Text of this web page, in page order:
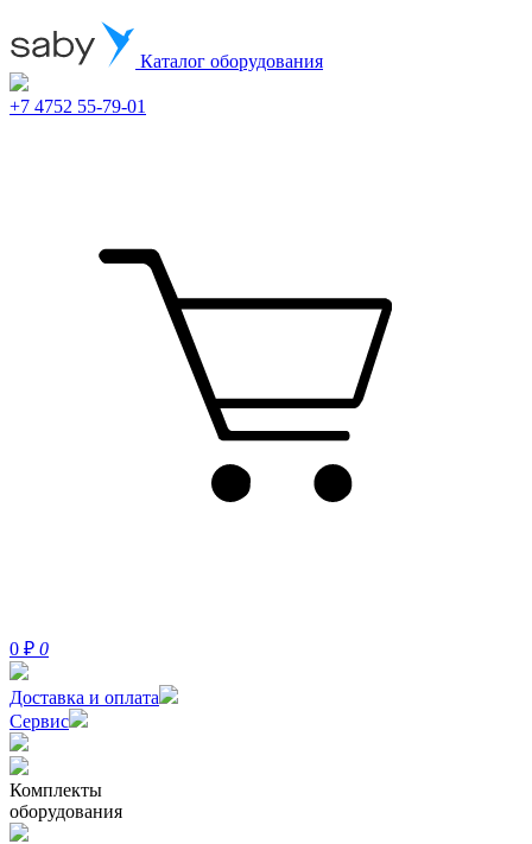
Каталог оборудования
+7 4752 55-79-01
0 ₽ 0
Доставка и оплата
Сервис
Комплекты
оборудования